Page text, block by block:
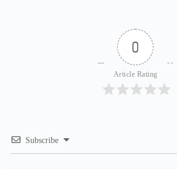
0
Article Rating
Subscribe